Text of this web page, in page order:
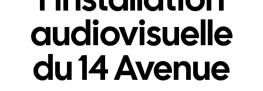
audiovisuelle
du 14 Avenue